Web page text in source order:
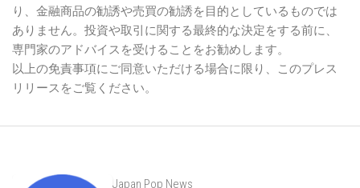
り、金融商品の勧誘や売買の勧誘を目的としているものでは
ありません。投資や取引に関する最終的な決定をする前に、
専門家のアドバイスを受けることをお勧めします。
以上の免責事項にご同意いただける場合に限り、このプレス
リリースをご覧ください。
Japan Pop News